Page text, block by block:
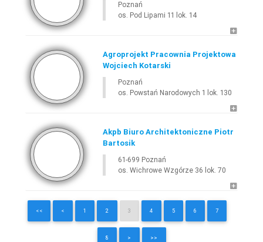
Poznań
os. Pod Lipami 11 lok. 14
Agroprojekt Pracownia Projektowa
Wojciech Kotarski
Poznań
os. Powstań Narodowych 1 lok. 130
Akpb Biuro Architektoniczne Piotr
Bartosik
61-699 Poznań
os. Wichrowe Wzgórze 36 lok. 70
<< < 1 2 3 4 5 6 7
8 > >>